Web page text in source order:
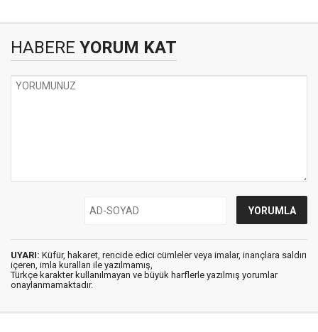
HABERE YORUM KAT
UYARI: Küfür, hakaret, rencide edici cümleler veya imalar, inançlara saldırı
içeren, imla kuralları ile yazılmamış,
Türkçe karakter kullanılmayan ve büyük harflerle yazılmış yorumlar
onaylanmamaktadır.